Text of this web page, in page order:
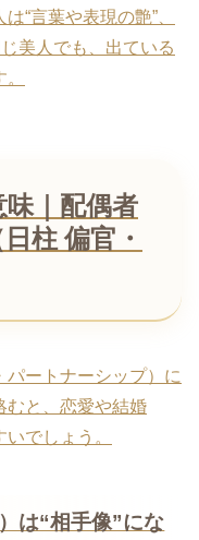
“言葉や表現の艶”、
美人でも、出ている
味｜配偶者
柱 偏官・
パートナーシップ）に
むと、恋愛や結婚
でしょう。
は“相手像”にな